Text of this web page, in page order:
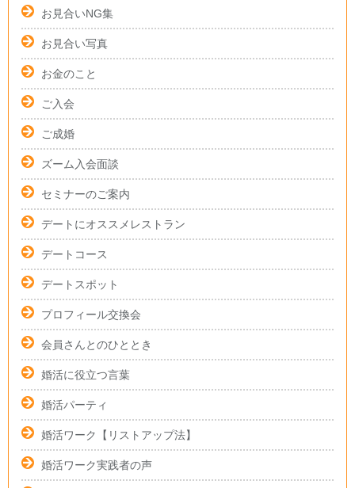
お見合いNG集
お見合い写真
お金のこと
ご入会
ご成婚
ズーム入会面談
セミナーのご案内
デートにオススメレストラン
デートコース
デートスポット
プロフィール交換会
会員さんとのひととき
婚活に役立つ言葉
婚活パーティ
婚活ワーク【リストアップ法】
婚活ワーク実践者の声